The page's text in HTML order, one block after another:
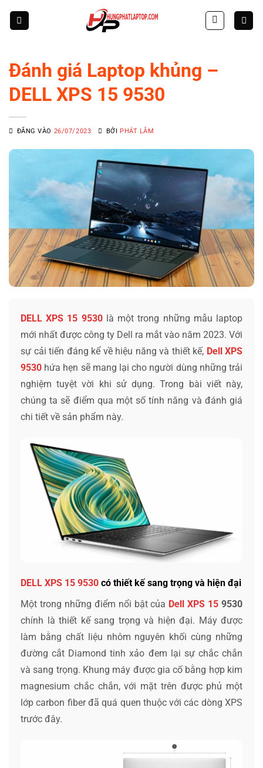
Đánh giá Laptop khủng –
DELL XPS 15 9530
ĐĂNG VÀO 26/07/2023 BỞI PHÁT LÂM
DELL XPS 15 9530là một trong những mẫu laptop
mới nhất được công ty Dell ra mắt vào năm 2023. Với
sự cải tiến đáng kể về hiệu năng và thiết kế, Dell XPS
9530 hứa hẹn sẽ mang lại cho người dùng những trải
nghiệm tuyệt vời khi sử dụng. Trong bài viết này,
chúng ta sẽ điểm qua một số tính năng và đánh giá
chi tiết về sản phẩm này.
DELL XPS 15 9530 có thiết kế sang trọng và hiện đại
Một trong những điểm nổi bật của Dell XPS 15 9530
chính là thiết kế sang trọng và hiện đại. Máy được
làm bằng chất liệu nhôm nguyên khối cùng những
đường cắt Diamond tinh xảo đem lại sự chắc chắn
và sang trọng. Khung máy được gia cố bằng hợp kim
magnesium chắc chắn, với mặt trên được phủ một
lớp carbon fiber đã quá quen thuộc với các dòng XPS
trước đây.